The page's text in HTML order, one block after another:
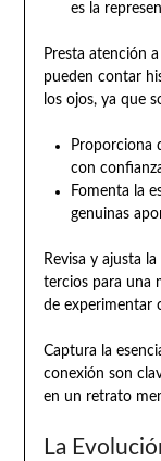
es la
Presta atención
pueden contar
los ojos, ya que
Proporciona
con
Fomenta la
genuinas
Revisa y ajusta
tercios para una
de experimentar
Captura la
conexión son
en un retrato
La